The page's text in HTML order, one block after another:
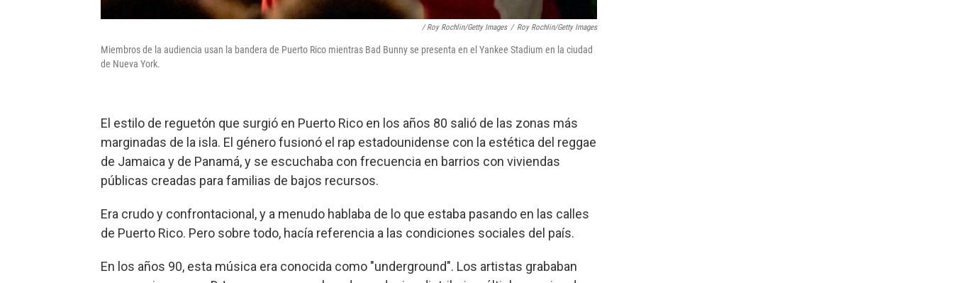
/ Roy Rochlin/Getty Images / Roy Rochlin/Getty Images
Miembros de la audiencia usan la bandera de Puerto Rico mientras Bad Bunny se presenta en el Yankee Stadium en la ciudad
de Nueva York.
El estilo de reguetón que surgió en Puerto Rico en los años 80 salió de las zonas más
marginadas de la isla. El género fusionó el rap estadounidense con la estética del reggae
de Jamaica y de Panamá, y se escuchaba con frecuencia en barrios con viviendas
públicas creadas para familias de bajos recursos.
Era crudo y confrontacional, y a menudo hablaba de lo que estaba pasando en las calles
de Puerto Rico. Pero sobre todo, hacía referencia a las condiciones sociales del país.
En los años 90, esta música era conocida como "underground". Los artistas grababan